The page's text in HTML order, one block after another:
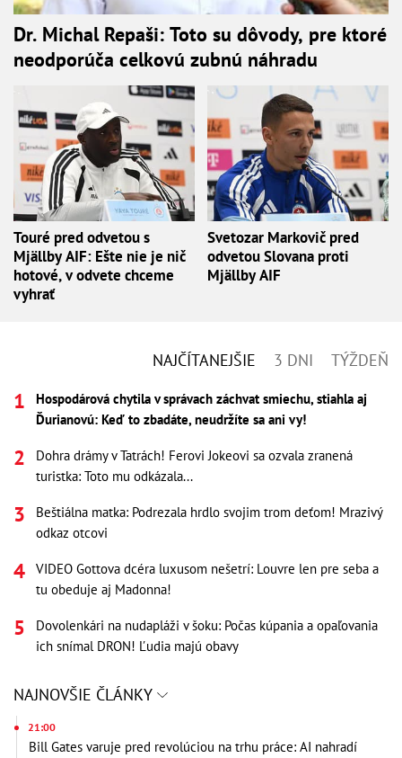
Dr. Michal Repaši: Toto su dôvody, pre ktoré
neodporúča celkovú zubnú náhradu
Touré pred odvetou s
Mjällby AIF: Ešte nie je nič
hotové, v odvete chceme
vyhrať
Svetozar Markovič pred
odvetou Slovana proti
Mjällby AIF
NAJČÍTANEJŠIE 3 DNI TÝŽDEŇ
Hospodárová chytila v správach záchvat smiechu, stiahla aj
Ďurianovú: Keď to zbadáte, neudržíte sa ani vy!
Dohra drámy v Tatrách! Ferovi Jokeovi sa ozvala zranená
turistka: Toto mu odkázala...
Beštiálna matka: Podrezala hrdlo svojim trom deťom! Mrazivý
odkaz otcovi
VIDEO Gottova dcéra luxusom nešetrí: Louvre len pre seba a
tu obeduje aj Madonna!
Dovolenkári na nudapláži v šoku: Počas kúpania a opaľovania
ich snímal DRON! Ľudia majú obavy
NAJNOVŠIE ČLÁNKY
21:00
Bill Gates varuje pred revolúciou na trhu práce: AI nahradí